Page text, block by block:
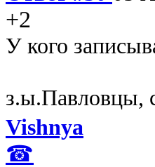
+2
У кого
з.ы.Павловцы,
Vishnya
☎